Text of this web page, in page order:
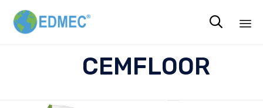

CEMFLOOR